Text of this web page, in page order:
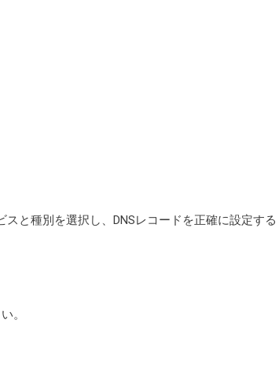
と種別を選択し、DNSレコードを正確に設定する
。